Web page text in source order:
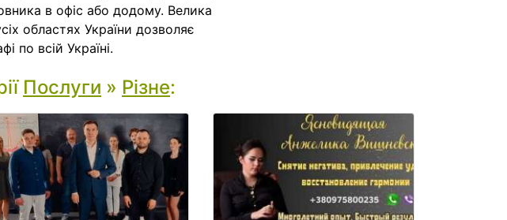
в офіс або додому. Велика
областях України дозволяє
по всій Україні.
Послуги » Різне: